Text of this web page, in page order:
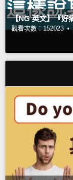
【NG 英文】『好
觀看次數：152023 •